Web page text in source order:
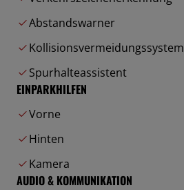
Abstandswarner
Kollisionsvermeidungssystem
Spurhalteassistent
EINPARKHILFEN
Vorne
Hinten
Kamera
AUDIO & KOMMUNIKATION